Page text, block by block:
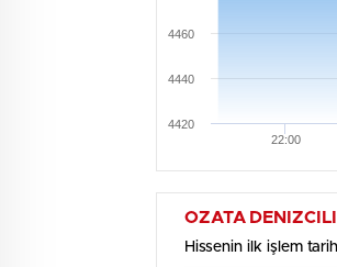
22:00
4420
4440
4460
OZATA
Hissenin ilk işlem